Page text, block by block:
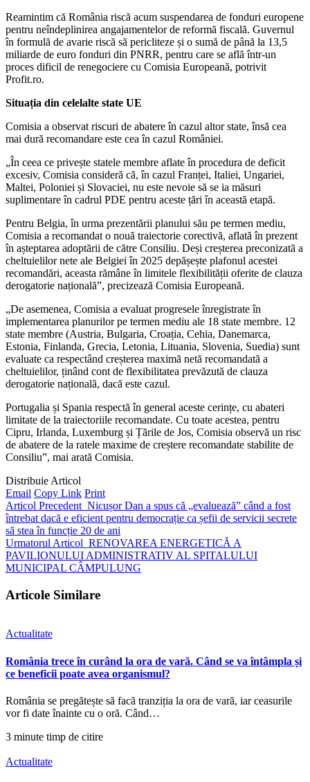
Reamintim că România riscă acum suspendarea de fonduri europene
pentru neîndeplinirea angajamentelor de reformă fiscală. Guvernul
în formulă de avarie riscă să pericliteze și o sumă de până la 13,5
miliarde de euro fonduri din PNRR, pentru care se află într-un
proces dificil de renegociere cu Comisia Europeană, potrivit
Profit.ro.
Situația din celelalte state UE
Comisia a observat riscuri de abatere în cazul altor state, însă cea
mai dură recomandare este cea în cazul României.
„În ceea ce privește statele membre aflate în procedura de deficit
excesiv, Comisia consideră că, în cazul Franței, Italiei, Ungariei,
Maltei, Poloniei și Slovaciei, nu este nevoie să se ia măsuri
suplimentare în cadrul PDE pentru aceste țări în această etapă.
Pentru Belgia, în urma prezentării planului său pe termen mediu,
Comisia a recomandat o nouă traiectorie corectivă, aflată în prezent
în așteptarea adoptării de către Consiliu. Deși creșterea preconizată a
cheltuielilor nete ale Belgiei în 2025 depășește plafonul acestei
recomandări, aceasta rămâne în limitele flexibilității oferite de clauza
derogatorie națională”, precizează Comisia Europeană.
„De asemenea, Comisia a evaluat progresele înregistrate în
implementarea planurilor pe termen mediu ale 18 state membre. 12
state membre (Austria, Bulgaria, Croația, Cehia, Danemarca,
Estonia, Finlanda, Grecia, Letonia, Lituania, Slovenia, Suedia) sunt
evaluate ca respectând creșterea maximă netă recomandată a
cheltuielilor, ținând cont de flexibilitatea prevăzută de clauza
derogatorie națională, dacă este cazul.
Portugalia și Spania respectă în general aceste cerințe, cu abateri
limitate de la traiectoriile recomandate. Cu toate acestea, pentru
Cipru, Irlanda, Luxemburg și Țările de Jos, Comisia observă un risc
de abatere de la ratele maxime de creștere recomandate stabilite de
Consiliu”, mai arată Comisia.
Distribuie Articol
Email Copy Link Print
Articol Precedent Nicușor Dan a spus că „evaluează” când a fost
întrebat dacă e eficient pentru democrație ca șefii de servicii secrete
să stea în funcție 20 de ani
Urmatorul Articol RENOVAREA ENERGETICĂ A
PAVILIONULUI ADMINISTRATIV AL SPITALULUI
MUNICIPAL CÂMPULUNG
Articole Similare
Actualitate
România trece în curând la ora de vară. Când se va întâmpla și
ce beneficii poate avea organismul?
România se pregătește să facă tranziția la ora de vară, iar ceasurile
vor fi date înainte cu o oră. Când…
3 minute timp de citire
Actualitate